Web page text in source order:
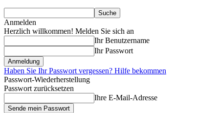
Anmelden
Herzlich willkommen! Melden Sie sich an
Ihr Benutzername
Ihr Passwort
Haben Sie Ihr Passwort vergessen? Hilfe bekommen
Passwort-Wiederherstellung
Passwort zurücksetzen
Ihre E-Mail-Adresse